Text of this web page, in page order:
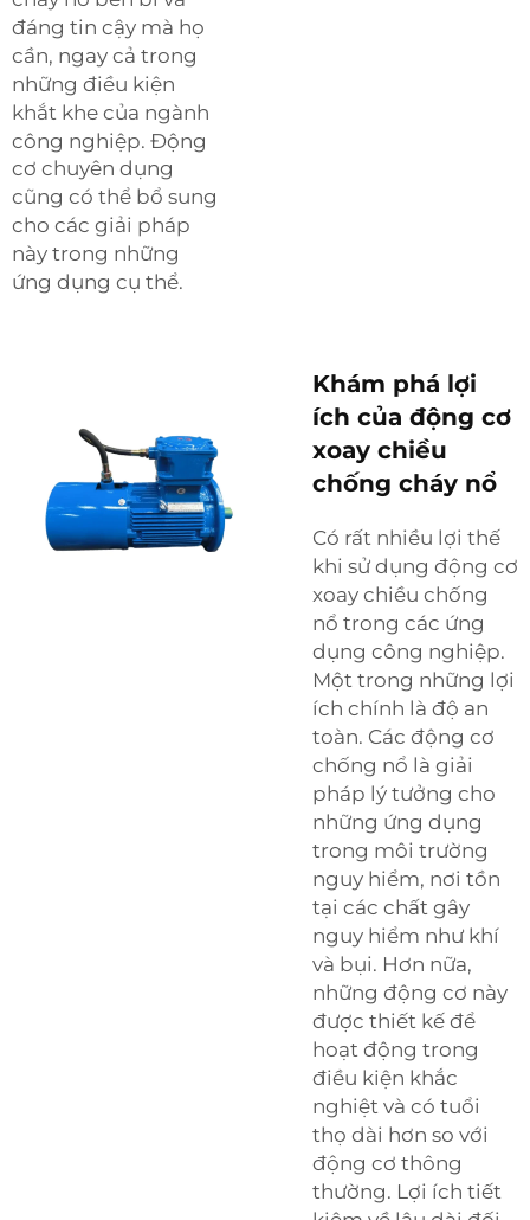
đáng tin cậy mà họ
cần, ngay cả trong
những điều kiện
khắt khe của ngành
công nghiệp. Động
cơ chuyên dụng
cũng có thể bổ sung
cho các giải pháp
này trong những
ứng dụng cụ thể.
Khám phá lợi
ích của động cơ
xoay chiều
chống cháy nổ
Có rất nhiều lợi thế
khi sử dụng động cơ
xoay chiều chống
nổ trong các ứng
dụng công nghiệp.
Một trong những lợi
ích chính là độ an
toàn. Các động cơ
chống nổ là giải
pháp lý tưởng cho
những ứng dụng
trong môi trường
nguy hiểm, nơi tồn
tại các chất gây
nguy hiểm như khí
và bụi. Hơn nữa,
những động cơ này
được thiết kế để
hoạt động trong
điều kiện khắc
nghiệt và có tuổi
thọ dài hơn so với
động cơ thông
thường. Lợi ích tiết